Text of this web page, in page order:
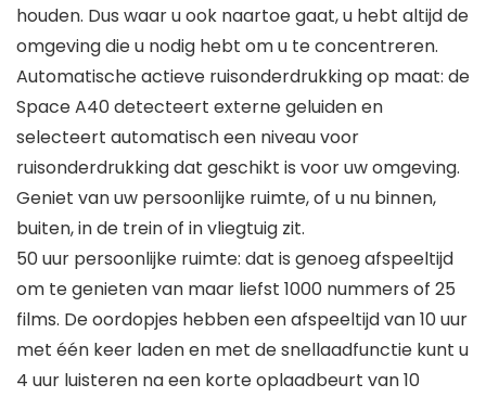
houden. Dus waar u ook naartoe gaat, u hebt altijd de
omgeving die u nodig hebt om u te concentreren.
Automatische actieve ruisonderdrukking op maat: de
Space A40 detecteert externe geluiden en
selecteert automatisch een niveau voor
ruisonderdrukking dat geschikt is voor uw omgeving.
Geniet van uw persoonlijke ruimte, of u nu binnen,
buiten, in de trein of in vliegtuig zit.
50 uur persoonlijke ruimte: dat is genoeg afspeeltijd
om te genieten van maar liefst 1000 nummers of 25
films. De oordopjes hebben een afspeeltijd van 10 uur
met één keer laden en met de snellaadfunctie kunt u
4 uur luisteren na een korte oplaadbeurt van 10